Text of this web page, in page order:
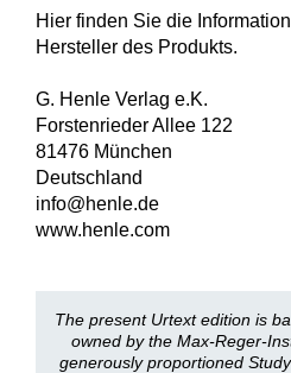
Hier finden Sie die
Hersteller des Produkts.
G. Henle Verlag e.K.
Forstenrieder Allee 122
81476 München
Deutschland
info@henle.de
www.henle.com
The present Urtext edition is
owned by the Max-Reger-
generously proportioned